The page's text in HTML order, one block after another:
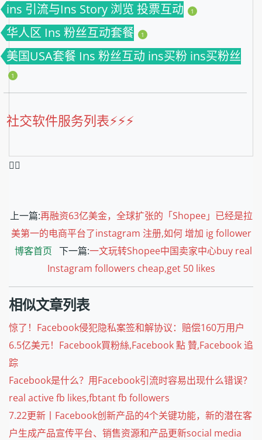
ins 引流与Ins Story 浏览 投票互动 1
华人区 Ins 粉丝互动套餐 1
美国USA套餐 Ins 粉丝互动 ins买粉 ins买粉丝
1
社交软件服务列表⚡️⚡️⚡️
❤️‍🔥
上一篇:再融资63亿美金，全球扩张的「Shopee」已经是拉
美第一的电商平台了instagram 注册,如何 增加 ig follower
博客首页 下一篇:一文玩转Shopee中国卖家中心buy real
Instagram followers cheap,get 50 likes
相似文章列表
惊了！Facebook侵犯隐私案签和解协议：赔偿160万用户
6.5亿美元！Facebook買粉絲,Facebook 點 贊,Facebook 追
踪
Facebook是什么？用Facebook引流时容易出现什么错误？
real active fb likes,fbtant fb followers
7.22更新丨Facebook创新产品的4个关键功能，新的潜在客
户生成产品宣传平台、销售资源和产品更新social media